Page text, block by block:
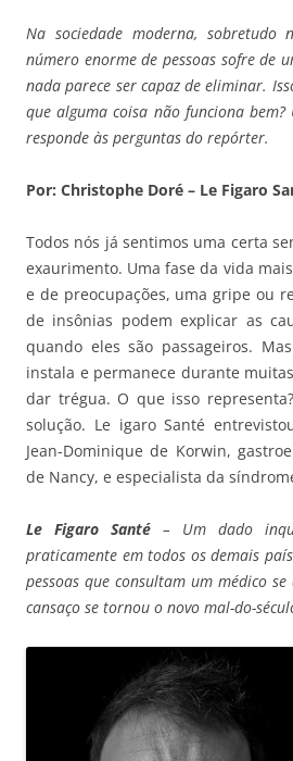
Na sociedade moderna, sobretudo
número enorme de pessoas sofre de
nada parece ser capaz de eliminar.
que alguma coisa não funciona
responde às perguntas do repórter.
Por: Christophe Doré – Le Figaro
Todos nós já sentimos uma certa
exaurimento. Uma fase da vida
e de preocupações, uma gripe ou
de insônias podem explicar as
quando eles são passageiros.
instala e permanece durante
dar trégua. O que isso
solução. Le igaro Santé
Jean-Dominique de Korwin,
de Nancy, e especialista da
Le Figaro Santé – Um dado
praticamente em todos os demais
pessoas que consultam um médico
cansaço se tornou o novo mal-do-